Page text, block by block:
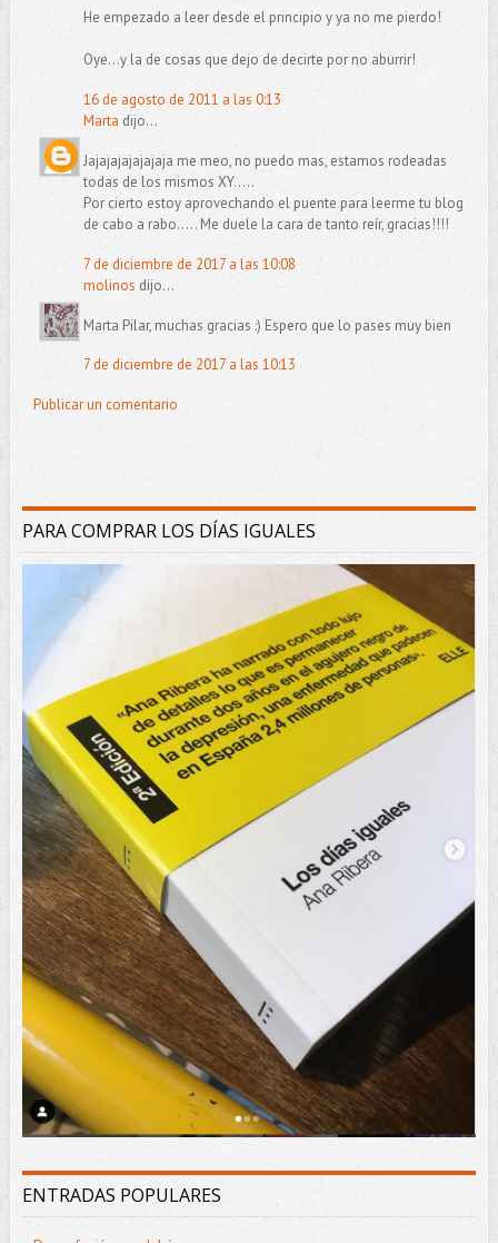
He empezado a leer desde el principio y ya no me pierdo!
Oye...y la de cosas que dejo de decirte por no aburrir!
16 de agosto de 2011 a las 0:13
Marta dijo...
Jajajajajajajaja me meo, no puedo mas, estamos rodeadas
todas de los mismos XY.....
Por cierto estoy aprovechando el puente para leerme tu blog
de cabo a rabo..... Me duele la cara de tanto reír, gracias!!!!
7 de diciembre de 2017 a las 10:08
molinos dijo...
Marta Pilar, muchas gracias :) Espero que lo pases muy bien
7 de diciembre de 2017 a las 10:13
Publicar un comentario
PARA COMPRAR LOS DÍAS IGUALES
ENTRADAS POPULARES